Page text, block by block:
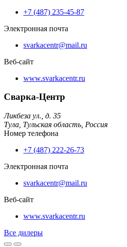
+7 (487) 235-45-87
Электронная почта
svarkacentr@mail.ru
Веб-сайт
www.svarkacentr.ru
Сварка-Центр
Ликбеза ул., д. 35
Тула, Тульская область, Россия
Номер телефона
+7 (487) 222-26-73
Электронная почта
svarkacentr@mail.ru
Веб-сайт
www.svarkacentr.ru
Все дилеры